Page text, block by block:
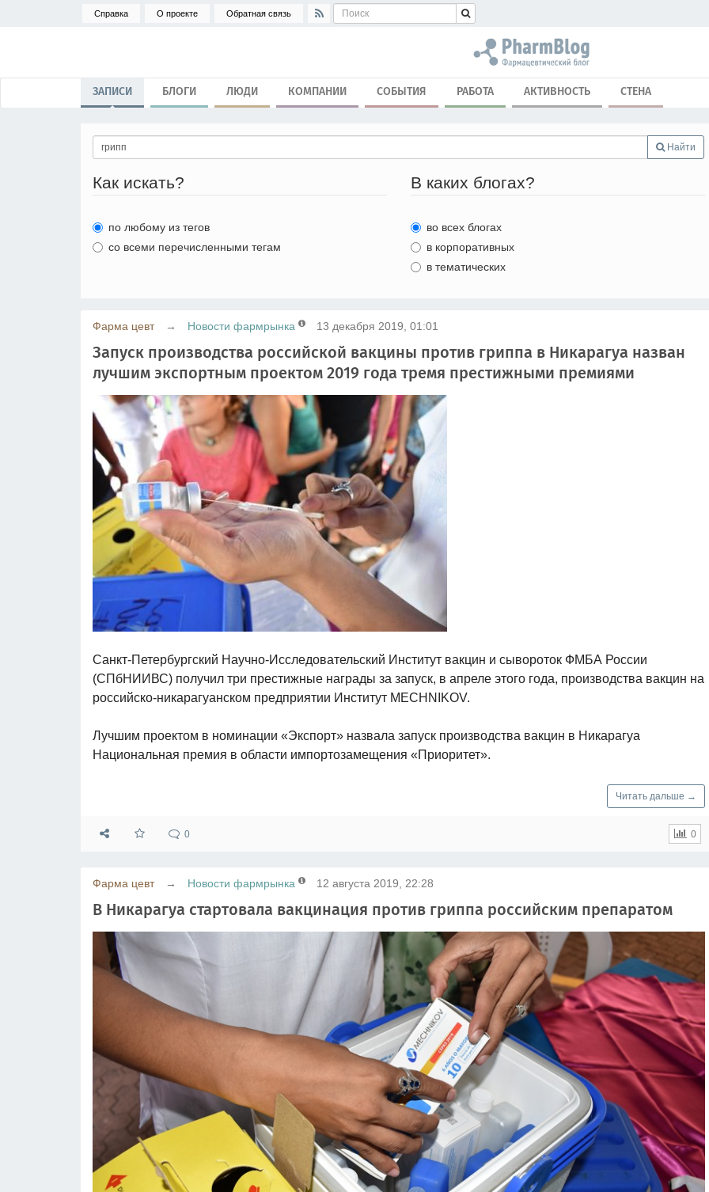
Справка О проекте Обратная связь
ЗАПИСИ БЛОГИ ЛЮДИ КОМПАНИИ СОБЫТИЯ РАБОТА АКТИВНОСТЬ СТЕНА
Найти
Как искать?
по любому из тегов
со всеми перечисленными тегам
В каких блогах?
во всех блогах
в корпоративных
в тематических
Фарма цевт → Новости фармрынка 13 декабря 2019, 01:01
Запуск производства российской вакцины против гриппа в Никарагуа назван
лучшим экспортным проектом 2019 года тремя престижными премиями
Санкт-Петербургский Научно-Исследовательский Институт вакцин и сывороток ФМБА России
(СПбНИИВС) получил три престижные награды за запуск, в апреле этого года, производства вакцин на
российско-никарагуанском предприятии Институт MECHNIKOV.
Лучшим проектом в номинации «Экспорт» назвала запуск производства вакцин в Никарагуа
Национальная премия в области импортозамещения «Приоритет».
Читать дальше →
0 0
Фарма цевт → Новости фармрынка 12 августа 2019, 22:28
В Никарагуа стартовала вакцинация против гриппа российским препаратом